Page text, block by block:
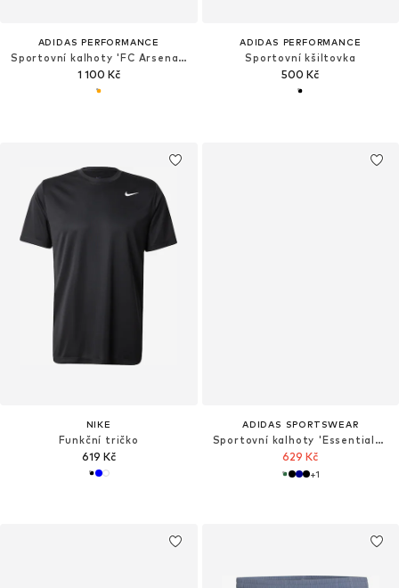
ADIDAS PERFORMANCE
Sportovní kalhoty 'FC Arsenal 26/27 Tiro'
1 100 Kč
ADIDAS PERFORMANCE
Sportovní kšiltovka
500 Kč
NIKE
Funkční tričko
619 Kč
ADIDAS SPORTSWEAR
Sportovní kalhoty 'Essentials Chelsea Lite'
629 Kč
+1